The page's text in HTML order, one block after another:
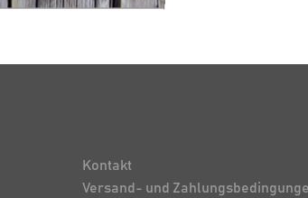
Kontakt
Versand- und